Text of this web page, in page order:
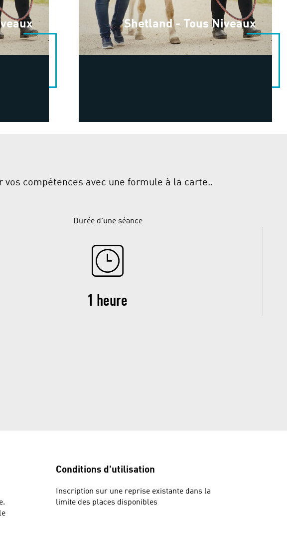
Shetland - Tous Niveaux
compétences avec une formule à la carte..
Durée d'une séance
1 heure
Conditions d'utilisation
Inscription sur une reprise existante dans la
limite des places disponibles